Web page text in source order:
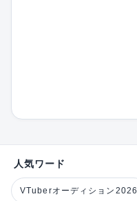
人気ワード
VTuberオーディション2026